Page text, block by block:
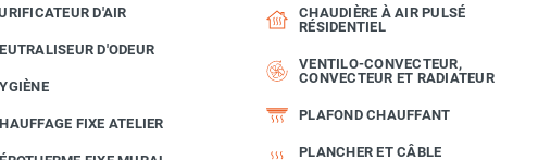
D'AIR
D'ODEUR
FIXE ATELIER
CHAUDIÈRE À AIR PULSÉ
RÉSIDENTIEL
VENTILO-CONVECTEUR,
CONVECTEUR ET RADIATEUR
PLAFOND CHAUFFANT
PLANCHER ET CÂBLE